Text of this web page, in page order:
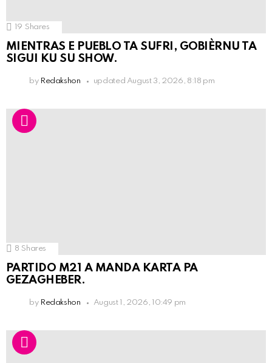
19 Shares
MIENTRAS E PUEBLO TA SUFRI, GOBIÈRNU TA
SIGUI KU SU SHOW.
by Redakshon updated August 3, 2026, 8:18 pm
8 Shares
PARTIDO M21 A MANDA KARTA PA
GEZAGHEBER.
by Redakshon August 1, 2026, 10:49 pm